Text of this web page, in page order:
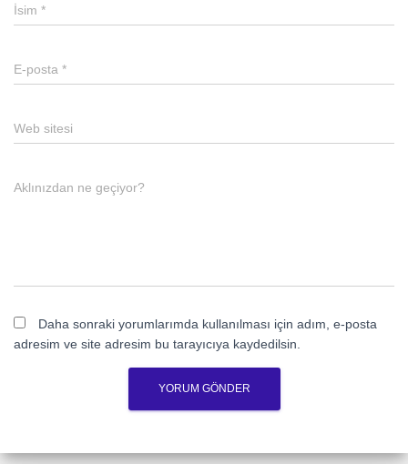
İsim *
E-posta *
Web sitesi
Aklınızdan ne geçiyor?
Daha sonraki yorumlarımda kullanılması için adım, e-posta
adresim ve site adresim bu tarayıcıya kaydedilsin.